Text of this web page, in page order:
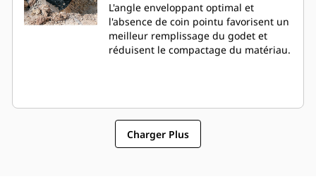
L'angle enveloppant optimal et
l'absence de coin pointu favorisent un
meilleur remplissage du godet et
réduisent le compactage du matériau.
Charger Plus